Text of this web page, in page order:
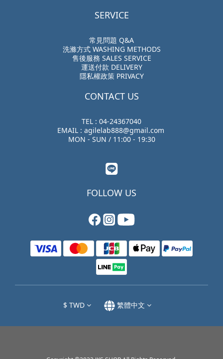
SERVICE
常見問題 Q&A
洗滌方式 WASHING METHODS
售後服務 SALES SERVICE
運送付款 DELIVERY
隱私權政策 PRIVACY
CONTACT US
TEL : 04-24367040
EMAIL : agilelab888@gmail.com
MON - SUN / 11:00 - 19:30
FOLLOW US
$ TWD 繁體中文